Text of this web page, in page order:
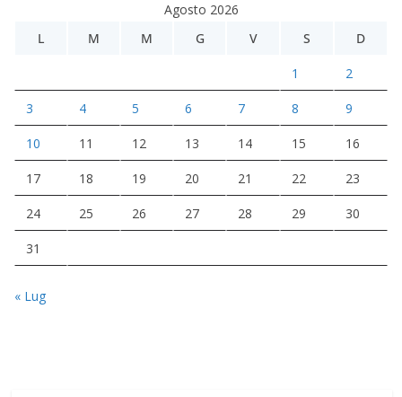
Agosto 2026
L
M M G V S D
1 2
3 4 5 6 7 8 9
10 11 12 13 14 15 16
17 18 19 20 21 22 23
24 25 26 27 28 29 30
31
« Lug